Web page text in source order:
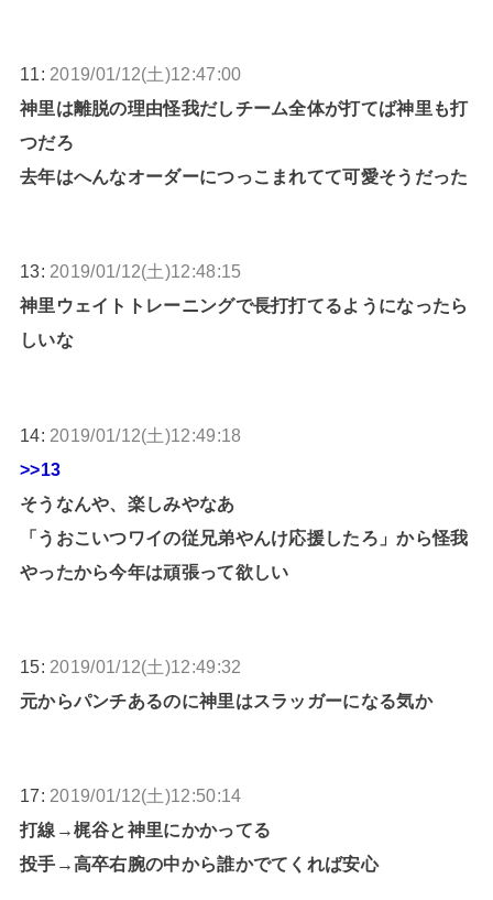
11: 2019/01/12(土)12:47:00
神里は離脱の理由怪我だしチーム全体が打てば神里も打
つだろ
去年はへんなオーダーにつっこまれてて可愛そうだった
13: 2019/01/12(土)12:48:15
神里ウェイトトレーニングで長打打てるようになったら
しいな
14: 2019/01/12(土)12:49:18
>>13
そうなんや、楽しみやなあ
「うおこいつワイの従兄弟やんけ応援したろ」から怪我
やったから今年は頑張って欲しい
15: 2019/01/12(土)12:49:32
元からパンチあるのに神里はスラッガーになる気か
17: 2019/01/12(土)12:50:14
打線→梶谷と神里にかかってる
投手→高卒右腕の中から誰かでてくれば安心